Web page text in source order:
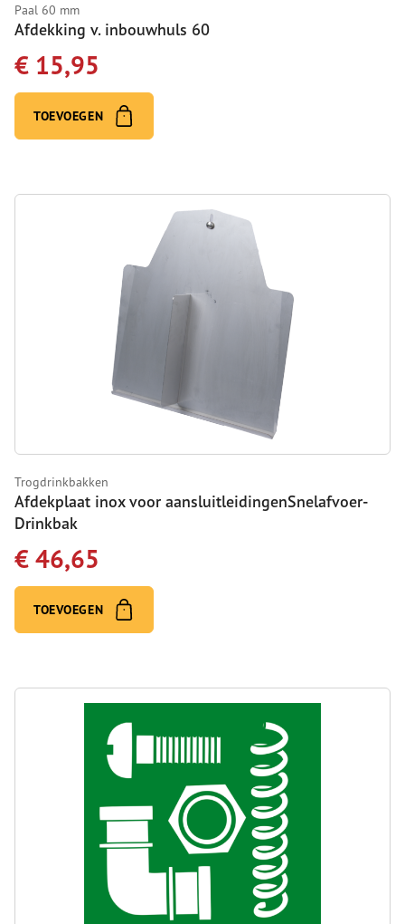
Paal 60 mm
Afdekking v. inbouwhuls 60
€ 15,95
TOEVOEGEN
Trogdrinkbakken
Afdekplaat inox voor aansluitleidingenSnelafvoer-
Drinkbak
€ 46,65
TOEVOEGEN